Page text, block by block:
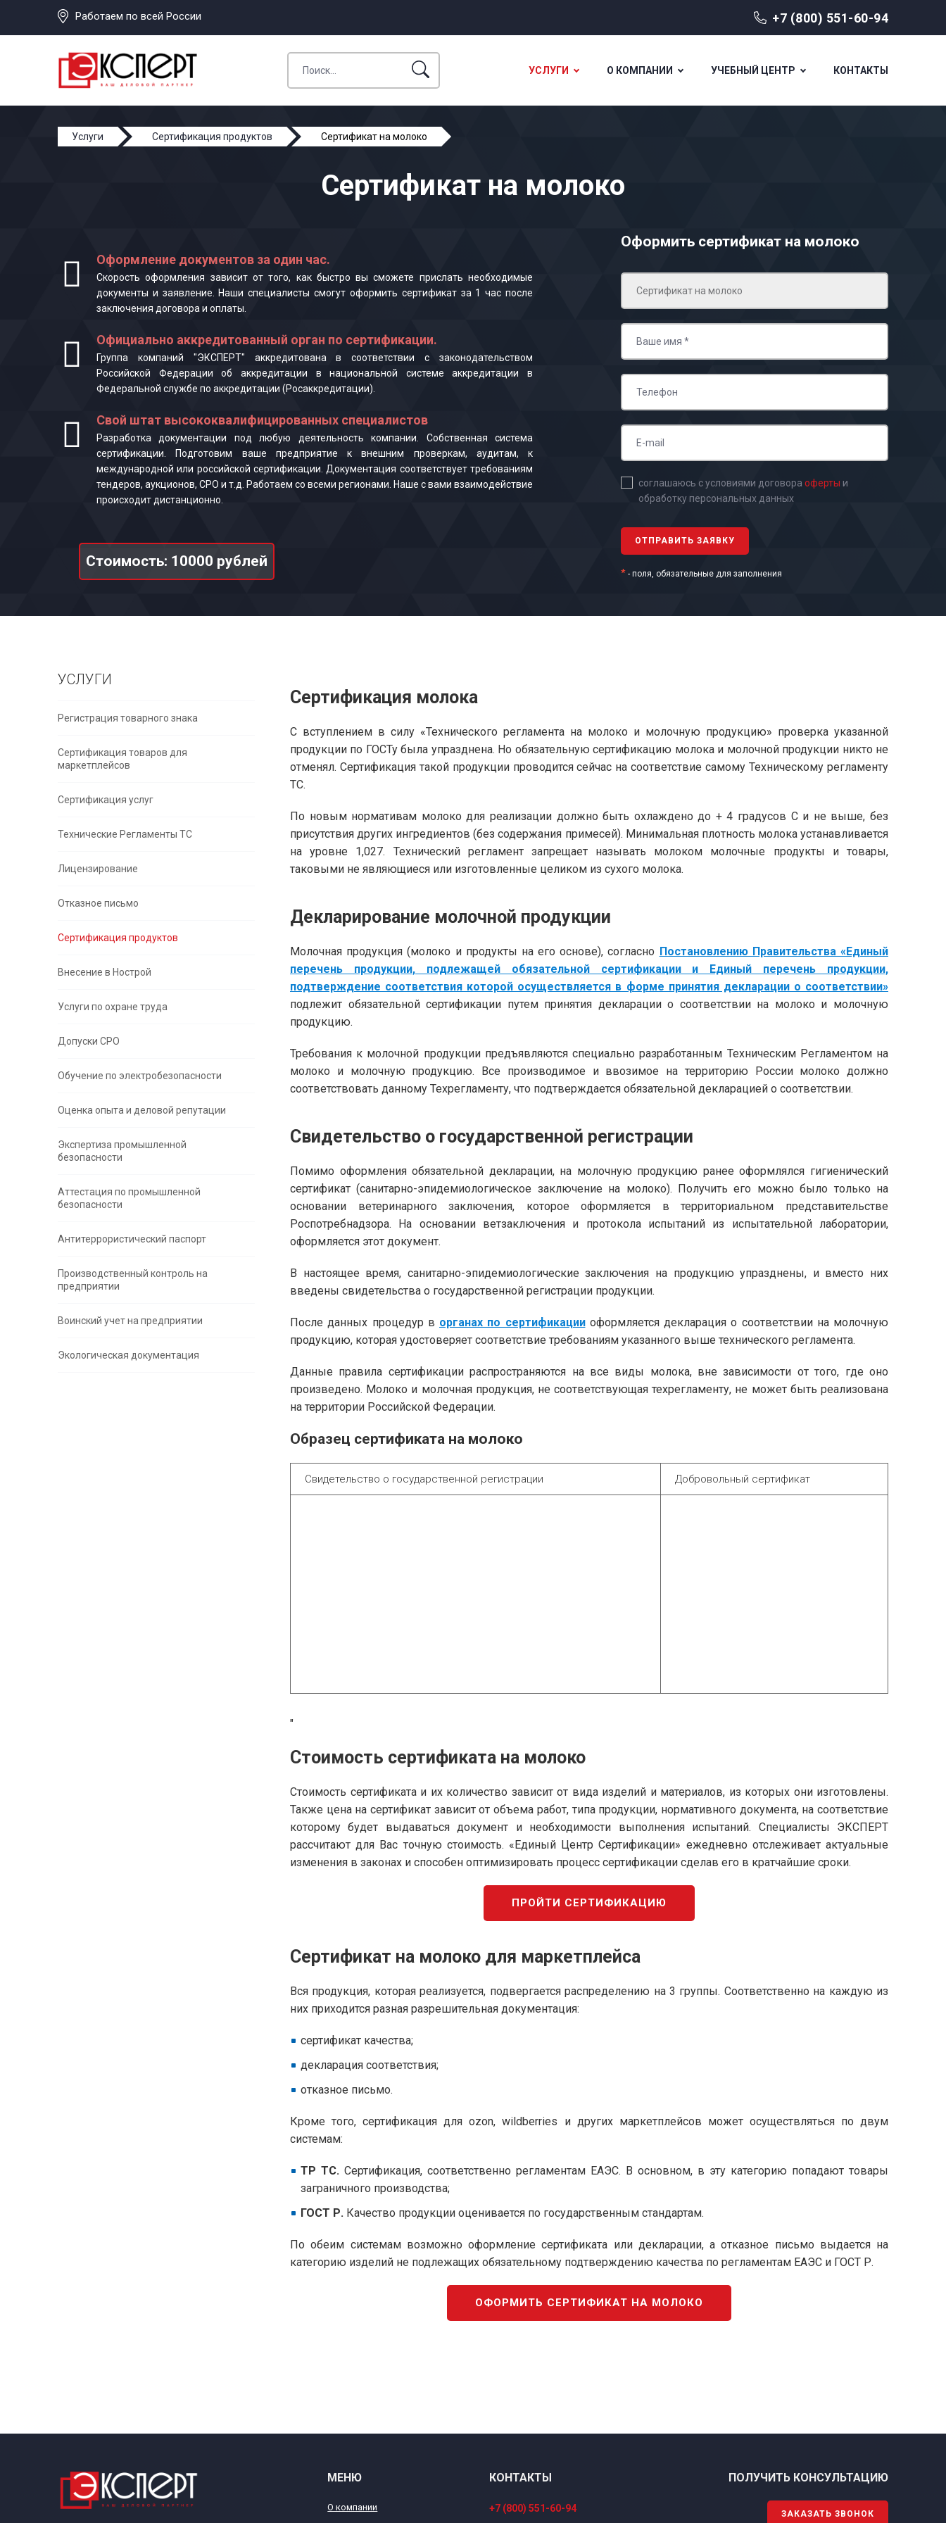
Работаем по всей России +7 (800) 551-60-94
УСЛУГИ О КОМПАНИИ УЧЕБНЫЙ ЦЕНТР КОНТАКТЫ
Услуги Сертификация продуктов Сертификат на молоко
Сертификат на молоко
Оформление документов за один час.
Скорость оформления зависит от того, как быстро вы сможете прислать необходимые
документы и заявление. Наши специалисты смогут оформить сертификат за 1 час после
заключения договора и оплаты.
Официально аккредитованный орган по сертификации.
Группа компаний "ЭКСПЕРТ" аккредитована в соответствии с законодательством
Российской Федерации об аккредитации в национальной системе аккредитации в
Федеральной службе по аккредитации (Росаккредитации).
Свой штат высококвалифицированных специалистов
Разработка документации под любую деятельность компании. Собственная система
сертификации. Подготовим ваше предприятие к внешним проверкам, аудитам, к
международной или российской сертификации. Документация соответствует требованиям
тендеров, аукционов, СРО и т.д. Работаем со всеми регионами. Наше с вами взаимодействие
происходит дистанционно.
Стоимость: 10000 рублей
Оформить сертификат на молоко
соглашаюсь с условиями договора оферты и
обработку персональных данных
* - поля, обязательные для заполнения
УСЛУГИ
Регистрация товарного знака
Сертификация товаров для
маркетплейсов
Сертификация услуг
Технические Регламенты ТС
Лицензирование
Отказное письмо
Сертификация продуктов
Внесение в Нострой
Услуги по охране труда
Допуски СРО
Обучение по электробезопасности
Оценка опыта и деловой репутации
Экспертиза промышленной
безопасности
Аттестация по промышленной
безопасности
Антитеррористический паспорт
Производственный контроль на
предприятии
Воинский учет на предприятии
Экологическая документация
Сертификация молока
С вступлением в силу «Технического регламента на молоко и молочную продукцию» проверка указанной
продукции по ГОСТу была упразднена. Но обязательную сертификацию молока и молочной продукции никто не
отменял. Сертификация такой продукции проводится сейчас на соответствие самому Техническому регламенту
ТС.
По новым нормативам молоко для реализации должно быть охлаждено до + 4 градусов С и не выше, без
присутствия других ингредиентов (без содержания примесей). Минимальная плотность молока устанавливается
на уровне 1,027. Технический регламент запрещает называть молоком молочные продукты и товары,
таковыми не являющиеся или изготовленные целиком из сухого молока.
Декларирование молочной продукции
Молочная продукция (молоко и продукты на его основе), согласно Постановлению Правительства «Единый
перечень продукции, подлежащей обязательной сертификации и Единый перечень продукции,
подтверждение соответствия которой осуществляется в форме принятия декларации о соответствии»
подлежит обязательной сертификации путем принятия декларации о соответствии на молоко и молочную
продукцию.
Требования к молочной продукции предъявляются специально разработанным Техническим Регламентом на
молоко и молочную продукцию. Все производимое и ввозимое на территорию России молоко должно
соответствовать данному Техрегламенту, что подтверждается обязательной декларацией о соответствии.
Свидетельство о государственной регистрации
Помимо оформления обязательной декларации, на молочную продукцию ранее оформлялся гигиенический
сертификат (санитарно-эпидемиологическое заключение на молоко). Получить его можно было только на
основании ветеринарного заключения, которое оформляется в территориальном представительстве
Роспотребнадзора. На основании ветзаключения и протокола испытаний из испытательной лаборатории,
оформляется этот документ.
В настоящее время, санитарно-эпидемиологические заключения на продукцию упразднены, и вместо них
введены свидетельства о государственной регистрации продукции.
После данных процедур в органах по сертификацииоформляется декларация о соответствии на молочную
продукцию, которая удостоверяет соответствие требованиям указанного выше технического регламента.
Данные правила сертификации распространяются на все виды молока, вне зависимости от того, где оно
произведено. Молоко и молочная продукция, не соответствующая техрегламенту, не может быть реализована
на территории Российской Федерации.
Образец сертификата на молоко
Свидетельство о государственной регистрации Добровольный сертификат
"
Стоимость сертификата на молоко
Стоимость сертификата и их количество зависит от вида изделий и материалов, из которых они изготовлены.
Также цена на сертификат зависит от объема работ, типа продукции, нормативного документа, на соответствие
которому будет выдаваться документ и необходимости выполнения испытаний. Специалисты ЭКСПЕРТ
рассчитают для Вас точную стоимость. «Единый Центр Сертификации» ежедневно отслеживает актуальные
изменения в законах и способен оптимизировать процесс сертификации сделав его в кратчайшие сроки.
ПРОЙТИ СЕРТИФИКАЦИЮ
Сертификат на молоко для маркетплейса
Вся продукция, которая реализуется, подвергается распределению на 3 группы. Соответственно на каждую из
них приходится разная разрешительная документация:
сертификат качества;
декларация соответствия;
отказное письмо.
Кроме того, сертификация для ozon, wildberries и других маркетплейсов может осуществляться по двум
системам:
ТР ТС. Сертификация, соответственно регламентам ЕАЭС. В основном, в эту категорию попадают товары
заграничного производства;
ГОСТ Р. Качество продукции оценивается по государственным стандартам.
По обеим системам возможно оформление сертификата или декларации, а отказное письмо выдается на
категорию изделий не подлежащих обязательному подтверждению качества по регламентам ЕАЭС и ГОСТ Р.
ОФОРМИТЬ СЕРТИФИКАТ НА МОЛОКО
МЕНЮ
О компании
КОНТАКТЫ
+7 (800) 551-60-94
ПОЛУЧИТЬ КОНСУЛЬТАЦИЮ
ЗАКАЗАТЬ ЗВОНОК